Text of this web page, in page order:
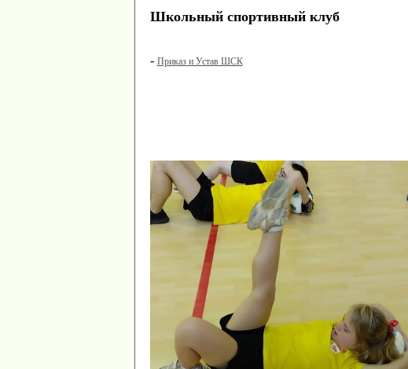
Школьный спортивный клуб
- Приказ и Устав ШСК